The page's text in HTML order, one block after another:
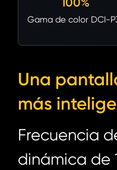
Gama de color DCI-
Una
más
Frecuencia
dinámica de